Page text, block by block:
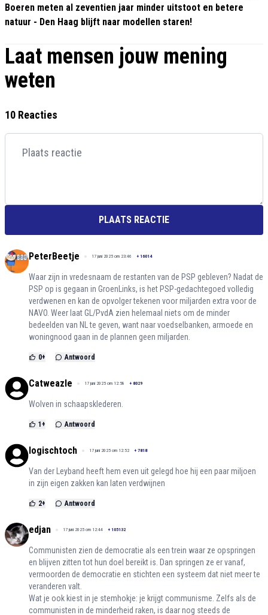
Boeren meten al zeventien jaar minder uitstoot en betere
natuur - Den Haag blijft naar modellen staren!
Laat mensen jouw mening
weten
10 Reacties
PLAATS REACTIE
PeterBeetje 17 juni 2025 om 23:46 + 16014
Waar zijn in vredesnaam de restanten van de PSP gebleven? Nadat de
PSP op is gegaan in GroenLinks, is het PSP-gedachtegoed volledig
verdwenen en kan de opvolger tekenen voor miljarden extra voor de
NAVO. Weer laat GL/PvdA zien helemaal niets om de minder
bedeelden van NL te geven, want naar voedselbanken, armoede en
woningnood gaan in de plannen geen miljarden.
0+ Antwoord
Catweazle 17 juni 2025 om 12:58 + 8029
Wolven in schaapsklederen.
1 + Antwoord
logischtoch 17 juni 2025 om 12:52 + 7818
Van der Leyband heeft hem even uit gelegd hoe hij een paar miljoen
in zijn eigen zakken kan laten verdwijnen
2+ Antwoord
edjan 17 juni 2025 om 12:44 + 105132
Communisten zien de democratie als een trein waar ze opspringen
en blijven zitten tot hun doel bereikt is. Dan springen ze er vanaf,
vermoorden de democratie en stichten een systeem dat niet meer te
veranderen valt.
Wat je ook kiest in je stemhokje: je krijgt communisme. Zelfs als de
communisten in de minderheid raken, is daar nog steeds de